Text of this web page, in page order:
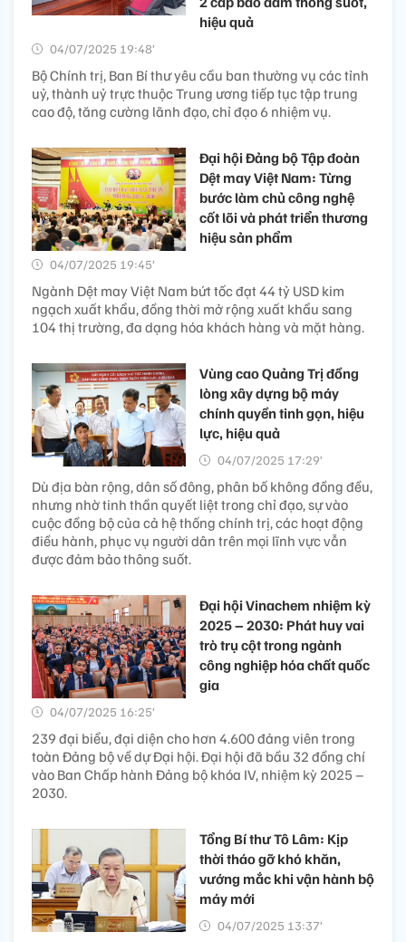
hiệu quả
04/07/2025 19:48’
Bộ Chính trị, Ban Bí thư yêu cầu ban thường vụ các tỉnh
uỷ, thành uỷ trực thuộc Trung ương tiếp tục tập trung
cao độ, tăng cường lãnh đạo, chỉ đạo 6 nhiệm vụ.
Đại hội Đảng bộ Tập đoàn
Dệt may Việt Nam: Từng
bước làm chủ công nghệ
cốt lõi và phát triển thương
hiệu sản phẩm
04/07/2025 19:45’
Ngành Dệt may Việt Nam bứt tốc đạt 44 tỷ USD kim
ngạch xuất khẩu, đồng thời mở rộng xuất khẩu sang
104 thị trường, đa dạng hóa khách hàng và mặt hàng.
Vùng cao Quảng Trị đồng
lòng xây dựng bộ máy
chính quyền tinh gọn, hiệu
lực, hiệu quả
04/07/2025 17:29’
Dù địa bàn rộng, dân số đông, phân bố không đồng đều,
nhưng nhờ tinh thần quyết liệt trong chỉ đạo, sự vào
cuộc đồng bộ của cả hệ thống chính trị, các hoạt động
điều hành, phục vụ người dân trên mọi lĩnh vực vẫn
được đảm bảo thông suốt.
Đại hội Vinachem nhiệm kỳ
2025 – 2030: Phát huy vai
trò trụ cột trong ngành
công nghiệp hóa chất quốc
gia
04/07/2025 16:25’
239 đại biểu, đại diện cho hơn 4.600 đảng viên trong
toàn Đảng bộ về dự Đại hội. Đại hội đã bầu 32 đồng chí
vào Ban Chấp hành Đảng bộ khóa IV, nhiệm kỳ 2025 –
2030.
Tổng Bí thư Tô Lâm: Kịp
thời tháo gỡ khó khăn,
vướng mắc khi vận hành bộ
máy mới
04/07/2025 13:37’